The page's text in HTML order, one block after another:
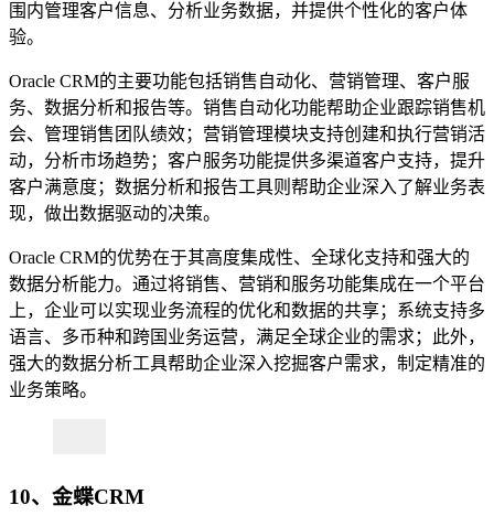
围内管理客户信息、分析业务数据，并提供个性化的客户体
验。​
Oracle CRM的主要功能包括销售自动化、营销管理、客户服
务、数据分析和报告等。​销售自动化功能帮助企业跟踪销售机
会、管理销售团队绩效；营销管理模块支持创建和执行营销活
动，分析市场趋势；客户服务功能提供多渠道客户支持，提升
客户满意度；数据分析和报告工具则帮助企业深入了解业务表
现，做出数据驱动的决策。​
Oracle CRM的优势在于其高度集成性、全球化支持和强大的
数据分析能力。​通过将销售、营销和服务功能集成在一个平台
上，企业可以实现业务流程的优化和数据的共享；​系统支持多
语言、多币种和跨国业务运营，满足全球企业的需求；​此外，
强大的数据分析工具帮助企业深入挖掘客户需求，制定精准的
业务策略。
10、金蝶CRM